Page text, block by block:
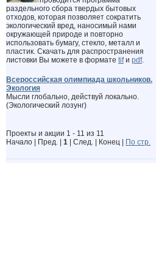
раздельного сбора твердых бытовых
отходов, которая позволяет сократить
экологический вред, наносимый нами
окружающей природе и повторно
использовать бумагу, стекло, металл и
пластик. Скачать для распространения
листовки Вы можете в формате tifи pdf.
Всероссийская олимпиада школьников.
Экология
Мысли глобально, действуй локально.
(Экологический лозунг)
Проекты и акции 1 - 11 из 11
Начало | Пред. | 1 | След. | Конец | По стр.